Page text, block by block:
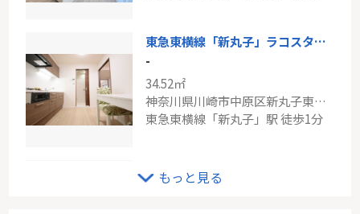
東急東横線「新丸子」ラコスタ新丸子3
-
34.52㎡
神奈川県川崎市中原区新丸子東１丁目
東急東横線「新丸子」駅 徒歩1分
-
もっと見る